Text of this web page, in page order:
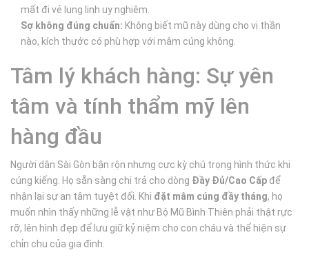
mất đi vẻ lung linh uy nghiêm.
Sợ không đúng chuẩn: Không biết mũ này dùng cho vị thần
nào, kích thước có phù hợp với mâm cúng không.
Tâm lý khách hàng: Sự yên
tâm và tính thẩm mỹ lên
hàng đầu
Người dân Sài Gòn bận rộn nhưng cực kỳ chú trọng hình thức khi
cúng kiếng. Họ sẵn sàng chi trả cho dòng Đầy Đủ/Cao Cấp để
nhận lại sự an tâm tuyệt đối. Khi đặt mâm cúng đầy tháng, họ
muốn nhìn thấy những lễ vật như Bộ Mũ Bình Thiên phải thật rực
rỡ, lên hình đẹp để lưu giữ kỷ niệm cho con cháu và thể hiện sự
chỉn chu của gia đình.